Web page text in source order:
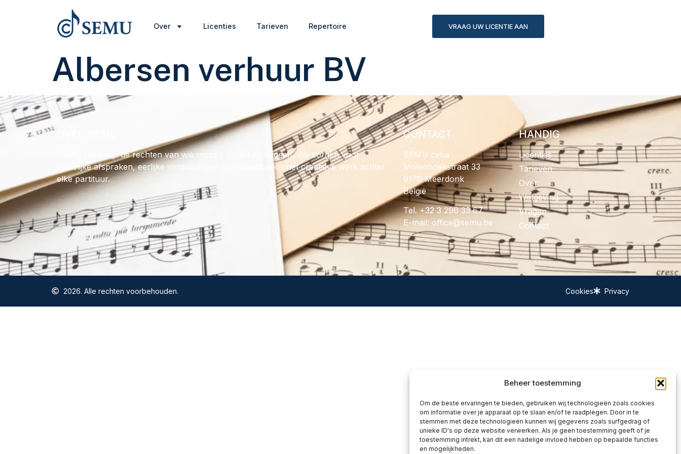
Beheer toestemming
Om de beste ervaringen te bieden, gebruiken wij technologieën zoals cookies
om informatie over je apparaat op te slaan en/of te raadplegen. Door in te
stemmen met deze technologieën kunnen wij gegevens zoals surfgedrag of
unieke ID's op deze website verwerken. Als je geen toestemming geeft of je
toestemming intrekt, kan dit een nadelige invloed hebben op bepaalde functies
en mogelijkheden.
Over Licenties Tarieven Repertoire VRAAG UW LICENTIE AAN
Albersen verhuur BV
SEMU behartigt de rechten van wie muziek maakt en uitgeeft. We zorgen voor
duidelijke afspraken, eerlijke vergoedingen en respect voor het creatieve werk achter
elke partituur.
CONTACT
SEMU cvba
Molenhoekstraat 33
9170 Meerdonk
België
Tel. +32 3 296 33 67
E-mail:
eb.umes
@eciffo
HANDIG
Licenties
Tarieven
Over
Wetgeving
Vragen
Contact
2026. Alle rechten voorbehouden. Cookies Privacy